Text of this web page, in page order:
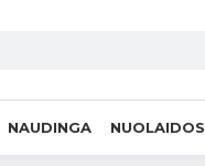
NAUDINGA NUOLAIDOS